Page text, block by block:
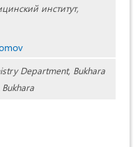
институт,
Department, Bukhara